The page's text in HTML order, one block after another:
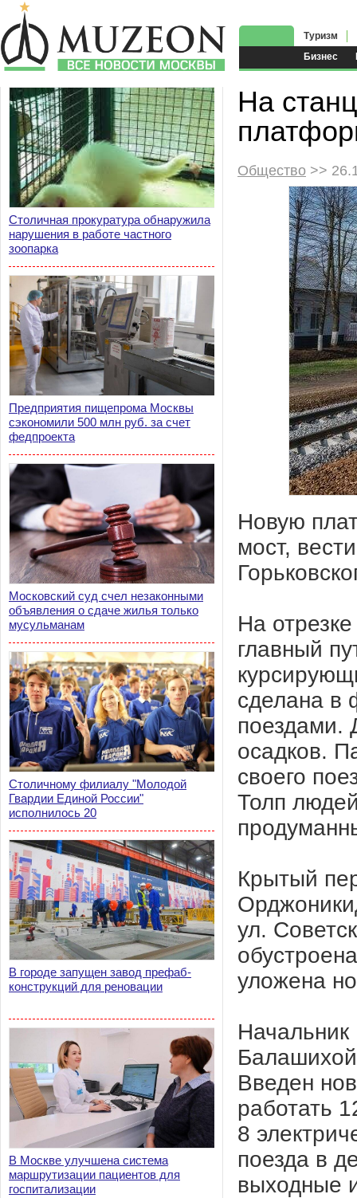
Бизнес
Туризм
Столичная прокуратура обнаружила
нарушения в работе частного
зоопарка
Предприятия пищепрома Москвы
сэкономили 500 млн руб. за счет
федпроекта
Московский суд счел незаконными
объявления о сдаче жилья только
мусульманам
Столичному филиалу "Молодой
Гвардии Единой России"
исполнилось 20
В городе запущен завод префаб-
конструкций для реновации
В Москве улучшена система
маршрутизации пациентов для
госпитализации
На
Общество >>
Новую
мост,
На
главный
сделана в
поездами.
осадков.
своего
Толп
Крытый
ул.
уложена
Введен
работать
8
поезда в
выходные